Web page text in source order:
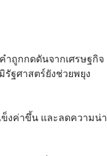
ำถูกกดดันจากเศรษฐกิจ
รัฐศาสตร์ยังช่วยพยุง
ข็งค่าขึ้น และลดความน่า